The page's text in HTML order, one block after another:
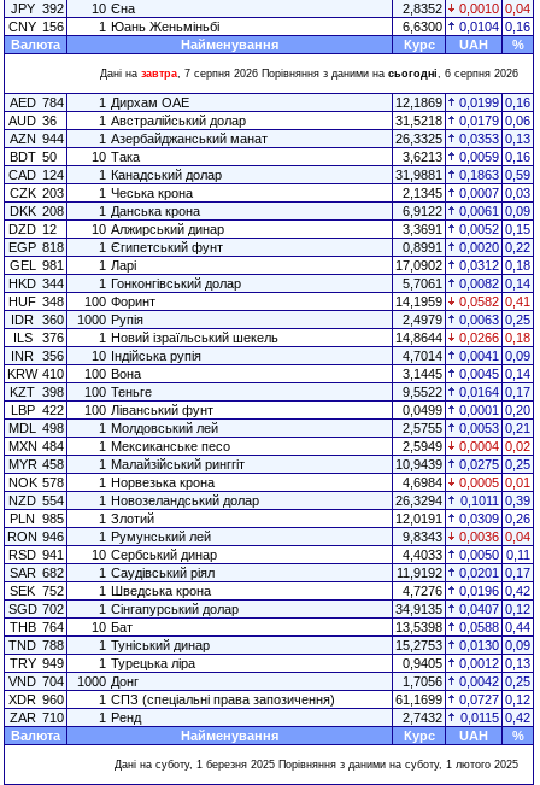
JPY 392 10 Єна 2,8352 0,0010 0,04
CNY 156 1 Юань Женьміньбі 6,6300 0,0104 0,16
Валюта
Найменування Курс UAH %
Дані на завтра, 7 серпня 2026 Порівняння з даними на сьогодні, 6 серпня 2026
AED 784 1 Дирхам ОАЕ 12,1869 0,0199 0,16
AUD 36 1 Австралійський долар 31,5218 0,0179 0,06
AZN 944 1 Азербайджанський манат 26,3325 0,0353 0,13
BDT 50 10 Така 3,6213 0,0059 0,16
CAD 124 1 Канадський долар 31,9881 0,1863 0,59
CZK 203 1 Чеська крона 2,1345 0,0007 0,03
DKK 208 1 Данська крона 6,9122 0,0061 0,09
DZD 12 10 Алжирський динар 3,3691 0,0052 0,15
EGP 818 1 Єгипетський фунт 0,8991 0,0020 0,22
GEL
981 1 Ларі 17,0902 0,0312 0,18
HKD 344 1 Гонконгівський долар 5,7061 0,0082 0,14
HUF 348 100 Форинт 14,1959 0,0582 0,41
IDR 360 1000 Рупія 2,4979 0,0063 0,25
ILS
376 1 Новий ізраїльський шекель 14,8644 0,0266 0,18
INR 356 10 Індійська рупія 4,7014 0,0041 0,09
KRW 410 100 Вона 3,1445 0,0045 0,14
KZT 398 100 Теньге 9,5522 0,0164 0,17
LBP 422 100 Ліванський фунт 0,0499 0,0001 0,20
MDL
498 1 Молдовський лей 2,5755 0,0053 0,21
MXN 484 1 Мексиканське песо 2,5949 0,0004 0,02
MYR 458 1 Малайзійський ринггіт 10,9439 0,0275 0,25
NOK 578 1 Норвезька крона 4,6984 0,0005 0,01
NZD 554 1 Новозеландський долар 26,3294 0,1011 0,39
PLN 985 1 Злотий 12,0191 0,0309 0,26
RON 946 1 Румунський лей 9,8343 0,0036 0,04
RSD 941 10 Сербський динар 4,4033 0,0050 0,11
SAR 682 1 Саудівський ріял 11,9192 0,0201 0,17
SEK 752 1 Шведська крона 4,7276 0,0196 0,42
SGD 702 1 Сінгапурський долар 34,9135 0,0407 0,12
THB 764 10 Бат 13,5398 0,0588 0,44
TND 788 1 Туніський динар 15,2753 0,0130 0,09
TRY 949 1 Турецька ліра 0,9405 0,0012 0,13
VND 704 1000 Донг 1,7056 0,0042 0,25
XDR 960 1 СПЗ (спеціальні права запозичення) 61,1699 0,0727 0,12
ZAR 710 1 Ренд 2,7432 0,0115 0,42
Валюта
Найменування Курс UAH %
Дані на суботу, 1 березня 2025 Порівняння з даними на суботу, 1 лютого 2025